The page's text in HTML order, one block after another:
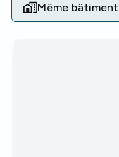
Même bâtiment